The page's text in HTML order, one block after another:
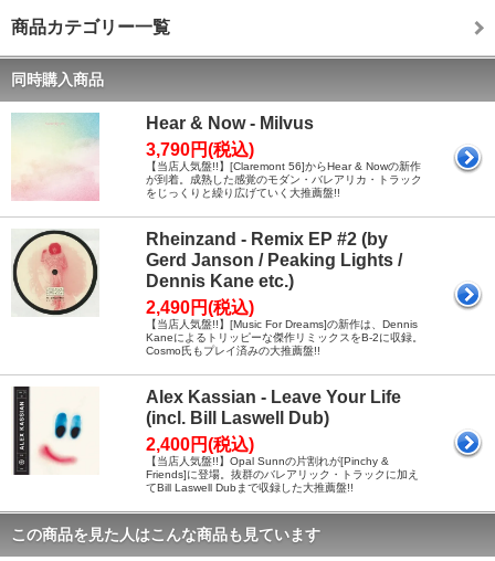
商品カテゴリー一覧
同時購入商品
Hear & Now - Milvus
3,790円(税込)
【当店人気盤!!】[Claremont 56]からHear & Nowの新作
が到着。成熟した感覚のモダン・バレアリカ・トラック
をじっくりと繰り広げていく大推薦盤!!
Rheinzand - Remix EP #2 (by
Gerd Janson / Peaking Lights /
Dennis Kane etc.)
2,490円(税込)
【当店人気盤!!】[Music For Dreams]の新作は、Dennis
Kaneによるトリッピーな傑作リミックスをB-2に収録。
Cosmo氏もプレイ済みの大推薦盤!!
Alex Kassian - Leave Your Life
(incl. Bill Laswell Dub)
2,400円(税込)
【当店人気盤!!】Opal Sunnの片割れが[Pinchy &
Friends]に登場。抜群のバレアリック・トラックに加え
てBill Laswell Dubまで収録した大推薦盤!!
この商品を見た人はこんな商品も見ています